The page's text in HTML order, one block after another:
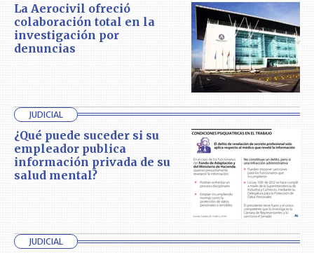
La Aerocivil ofreció
colaboración total en la
investigación por
denuncias
JUDICIAL
¿Qué puede suceder si su
empleador publica
información privada de su
salud mental?
JUDICIAL